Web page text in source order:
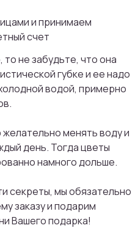
и принимаем
счет
не забудьте, что она
губке и ее надо
водой, примерно
менять воду и
день. Тогда цветы
намного дольше.
секреты, мы обязательно
заказу и подарим
Вашего подарка!
под
к